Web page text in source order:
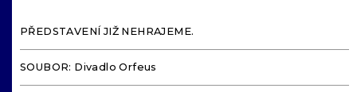
PŘEDSTAVENÍ JIŽ NEHRAJEME.
SOUBOR: Divadlo Orfeus